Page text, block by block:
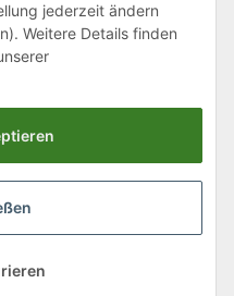
Uhr
, zzgl.
jederzeit ändern
Weitere Details finden